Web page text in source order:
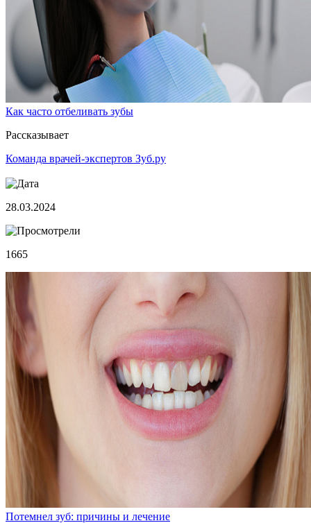
Как часто отбеливать зубы
Рассказывает
Команда врачей-экспертов Зуб.ру
28.03.2024
1665
Потемнел зуб: причины и лечение